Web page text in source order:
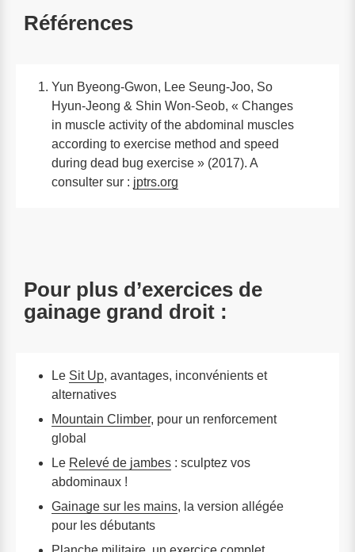
Références
Yun Byeong-Gwon, Lee Seung-Joo, So
Hyun-Jeong & Shin Won-Seob, « Changes
in muscle activity of the abdominal muscles
according to exercise method and speed
during dead bug exercise » (2017). A
consulter sur : jptrs.org
Pour plus d’exercices de
gainage grand droit :
Le Sit Up, avantages, inconvénients et
alternatives
Mountain Climber, pour un renforcement
global
Le Relevé de jambes : sculptez vos
abdominaux !
Gainage sur les mains, la version allégée
pour les débutants